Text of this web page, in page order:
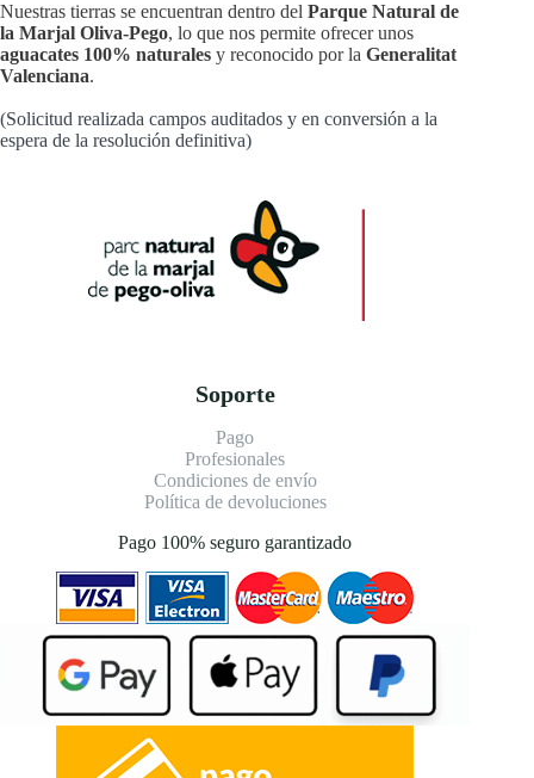
Nuestras tierras se encuentran dentro del Parque Natural de
la Marjal Oliva-Pego, lo que nos permite ofrecer unos
aguacates 100% naturales y reconocido por la Generalitat
Valenciana.
(Solicitud realizada campos auditados y en conversión a la
espera de la resolución definitiva)
Soporte
Pago
Profesionales
Condiciones de envío
Política de devoluciones
Pago 100% seguro garantizado